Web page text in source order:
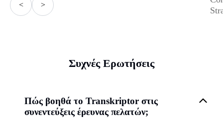
< >
Συχνές Ερωτήσεις
Πώς βοηθά το Transkriptor στις
συνεντεύξεις έρευνας πελατών;